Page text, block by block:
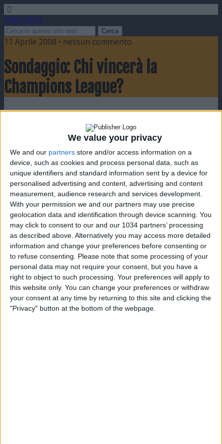
We value your privacy
We and our partners store and/or access information on a
device, such as cookies and process personal data, such as
unique identifiers and standard information sent by a device for
personalised advertising and content, advertising and content
measurement, audience research and services development.
With your permission we and our partners may use precise
geolocation data and identification through device scanning. You
may click to consent to our and our 1034 partners’ processing
as described above. Alternatively you may access more detailed
information and change your preferences before consenting or
to refuse consenting.
Please note that some processing of your
personal data may not require your consent, but you have a
right to object to such processing. Your preferences will apply to
this website only. You can change your preferences or withdraw
your consent at any time by returning to this site and clicking the
"Privacy" button at the bottom of the webpage.
Video Calcio
11 Aprile 2008 • nessun commento
Sondaggio: Chi vincerà la
Champions League?
CondividiTwittaPinE-mailSMS
Chiuso il sondaggio riguardante l’allenatore che guiderà
l’Inter nella stagione 2008/09. Dai vostri voti emerge un
testa a testa tra Mancini e Mourinho con il primo che
recuperato molti voti nelle ultime settimane. All’attuale
allenatore sono andati 16 voti contro i 17 del portoghese
ex-Chelsea, seguono Zenga con 8, Benitez 4 e Prandelli 3.
Aperto un nuovo sondaggio sulla Champions League. Chi
vincerà la più importante competizione continentale?
Riuscirà il Barça a battere tre inglesi oppure la coppa
tornerà oltremanica? A voi l’ardua sentenza… 🙂
Related Posts
Debutto nuova maglia adidas | Le emozioni degli
Azzurrini
Gli over 30 PAGATI di più nella storia del calcio 💵
#shorts
Coppa d’Africa: l’Egitto batte la Nigeria